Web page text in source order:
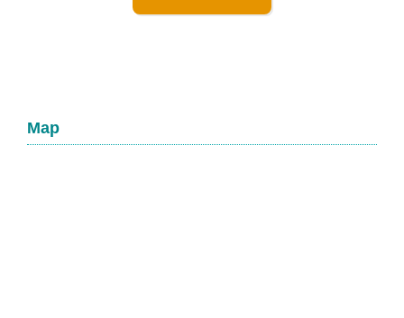
Map